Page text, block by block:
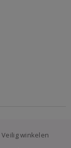
Veilig winkelen